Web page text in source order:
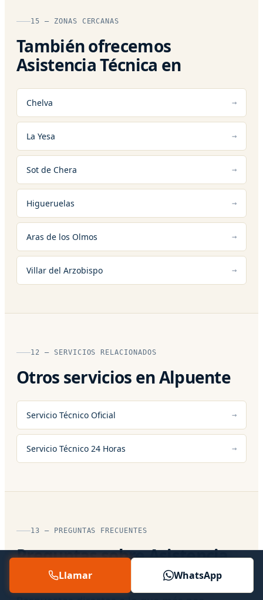
15 — ZONAS CERCANAS
También ofrecemos
Asistencia Técnica en
Chelva
La Yesa
Sot de Chera
Higueruelas
Aras de los Olmos
Villar del Arzobispo
12 — SERVICIOS RELACIONADOS
Otros servicios en Alpuente
Servicio Técnico Oficial
Servicio Técnico 24 Horas
13 — PREGUNTAS FRECUENTES
Preguntas sobre Asistencia
Tecnica en Alpuente
Llamar WhatsApp